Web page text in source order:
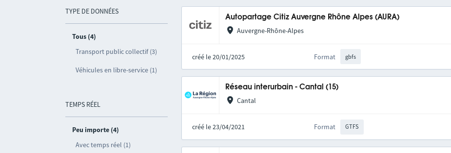
TYPE DE DONNÉES
Tous (4)
Transport public collectif (3)
Véhicules en libre-service (1)
TEMPS RÉEL
Peu importe (4)
Avec temps réel (1)
Autopartage Citiz Auvergne Rhône Alpes (AURA)
Auvergne-Rhône-Alpes
créé le 20/01/2025 Format gbfs
Réseau interurbain - Cantal (15)
Cantal
créé le 23/04/2021 Format GTFS